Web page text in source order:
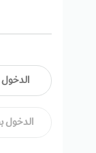
الدخول